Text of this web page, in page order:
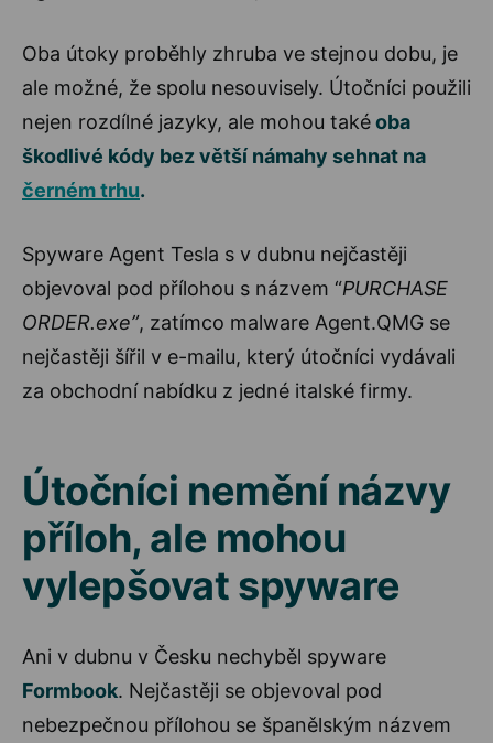
Oba útoky proběhly zhruba ve stejnou dobu, je
ale možné, že spolu nesouvisely. Útočníci použili
nejen rozdílné jazyky, ale mohou takéoba
škodlivé kódy bez větší námahy sehnat na
černém trhu.
Spyware Agent Tesla s v dubnu nejčastěji
objevoval pod přílohou s názvem “PURCHASE
ORDER.exe”, zatímco malware Agent.QMG se
nejčastěji šířil v e-mailu, který útočníci vydávali
za obchodní nabídku z jedné italské firmy.
Útočníci nemění názvy
příloh, ale mohou
vylepšovat spyware
Ani v dubnu v Česku nechyběl spyware
Formbook. Nejčastěji se objevoval pod
nebezpečnou přílohou se španělským názvem